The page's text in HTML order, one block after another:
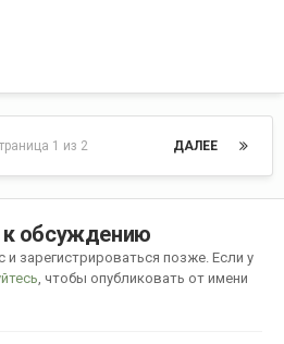
ДАЛЕЕ
1 из 2
к обсуждению
зарегистрироваться позже. Если у
, чтобы опубликовать от имени